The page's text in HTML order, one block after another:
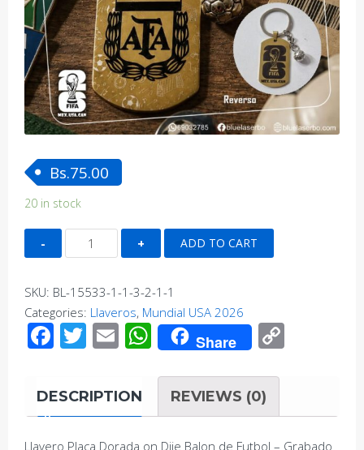
Bs.75.00
20 in stock
Llavero
Placa
on
Dije
Balon
-
Grabado
Personalizado
ADD TO CART
SKU: BL-15533-1-1-3-2-1-1
Categories: Llaveros, Mundial USA 2026
Facebook
Twitter
EmailWhatsApp
Share
DESCRIPTION REVIEWS (0)
Llavero Placa Dorada on Dije Balon de Futbol – Grabado